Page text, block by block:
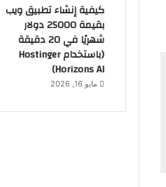
كيفية إنشاء تطبيق ويب
بقيمة 25000 دولار
شهريًا في 20 دقيقة
(باستخدام Hostinger
Horizons AI)
مايو 16, 2026